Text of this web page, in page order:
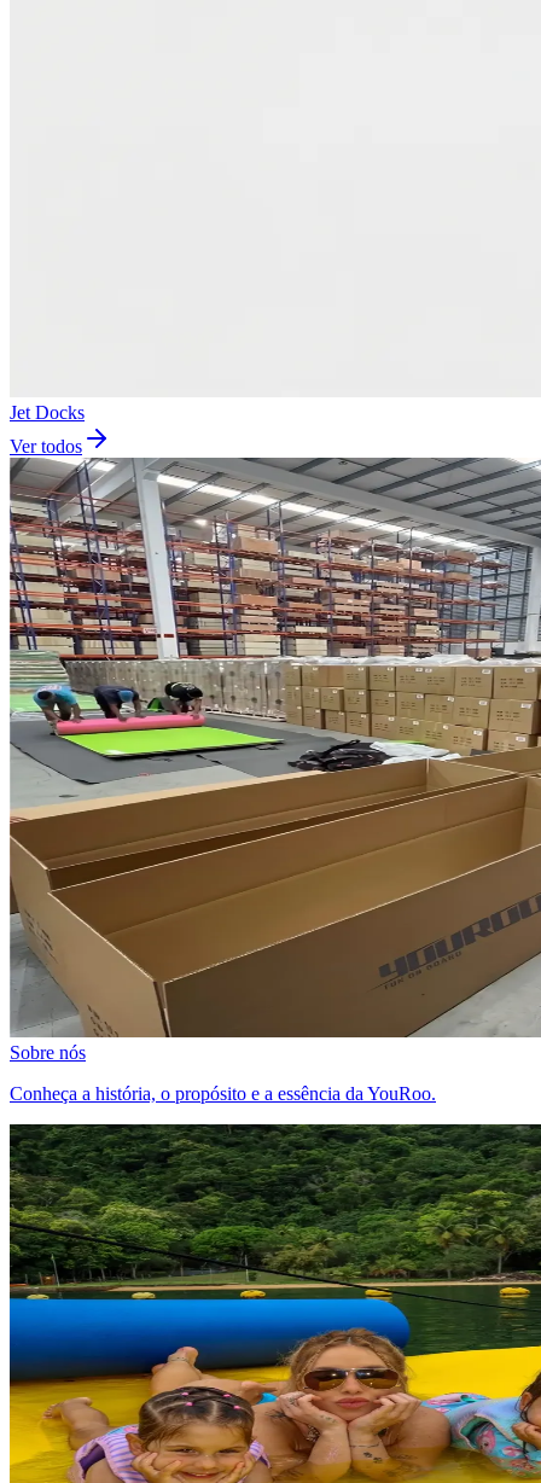
Jet Docks
Ver todos
Sobre nós
Conheça a história, o propósito e a essência da YouRoo.